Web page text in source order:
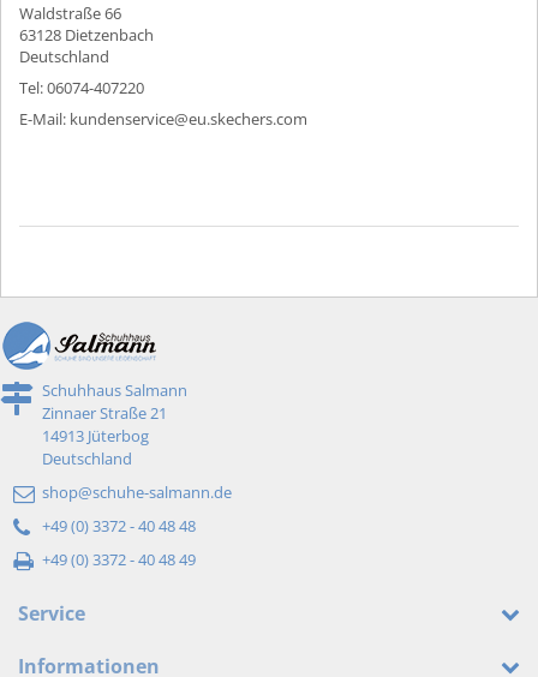
Waldstraße 66
63128 Dietzenbach
Deutschland
Tel: 06074-407220
E-Mail: kundenservice@eu.skechers.com
Schuhhaus Salmann
Zinnaer Straße 21
14913 Jüterbog
Deutschland
shop@schuhe-salmann.de
+49 (0) 3372 - 40 48 48
+49 (0) 3372 - 40 48 49
Service
Informationen